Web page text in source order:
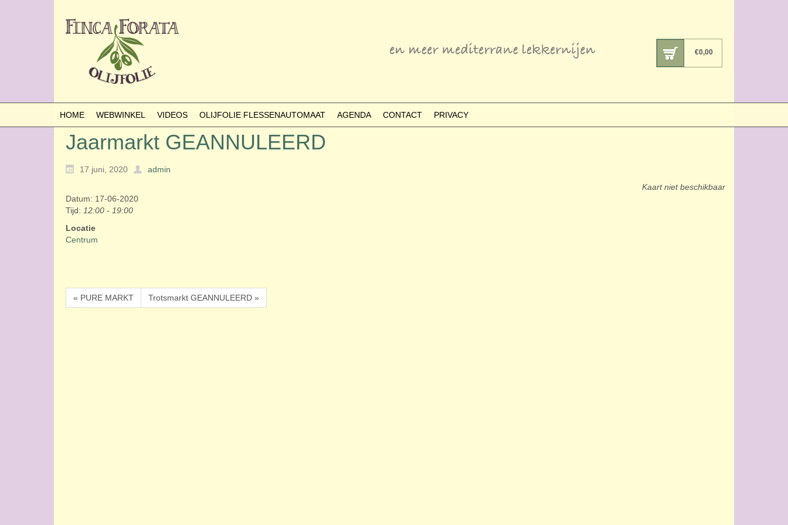
€0,00
HOME WEBWINKEL VIDEOS OLIJFOLIE FLESSENAUTOMAAT AGENDA CONTACT PRIVACY
Jaarmarkt GEANNULEERD
17 juni, 2020
admin
Kaart niet beschikbaar
Datum: 17-06-2020
Tijd: 12:00 - 19:00
Locatie
Centrum
« PURE MARKT Trotsmarkt GEANNULEERD »